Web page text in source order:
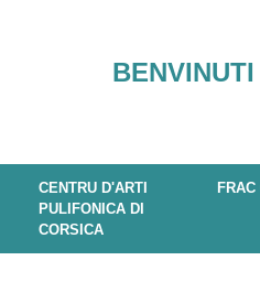
CENTRU D'ARTI
PULIFONICA DI
CORSICA